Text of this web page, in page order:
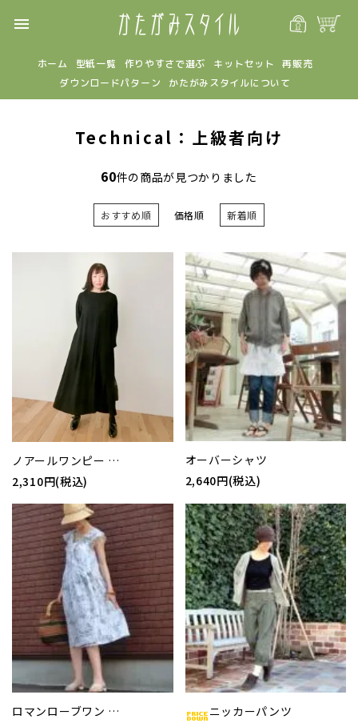
menu
ホーム 型紙一覧 作りやすさで選ぶ キットセット
再販売
ダウンロードパターン
かたがみスタイルについて
Technical：上級者向け
60件の商品が見つかりました
おすすめ順 価格順 新着順
ノアールワンピー …
2,310円(税込)
オーバーシャツ
2,640円(税込)
ロマンローブワン …
ニッカーパンツ